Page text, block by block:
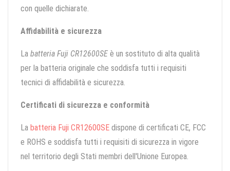
con quelle dichiarate.
Affidabilità e sicurezza
La batteria Fuji CR12600SE è un sostituto di alta qualità
per la batteria originale che soddisfa tutti i requisiti
tecnici di affidabilità e sicurezza.
Certificati di sicurezza e conformità
La batteria Fuji CR12600SE dispone di certificati CE, FCC
e ROHS e soddisfa tutti i requisiti di sicurezza in vigore
nel territorio degli Stati membri dell'Unione Europea.